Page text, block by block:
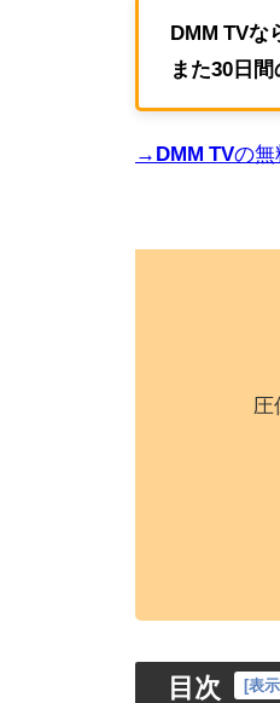
DMM TVな
また30日
→DMM TVの無
圧
目次 [表示